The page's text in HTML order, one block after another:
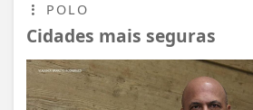
POLO
Cidades mais seguras